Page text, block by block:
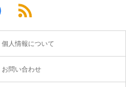
個人情報について
お問い合わせ